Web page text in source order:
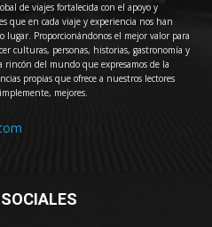
de viajes fortalecida con el apoyo y
que en cada viaje y experiencia nos han
Proporcionándonos el mejor valor para
culturas, personas, historias, gastronomía y
rincón del mundo que expresamos de la
propias que ofrece a nuestros lectores
mejores.